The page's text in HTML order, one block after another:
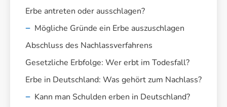
Erbe antreten oder ausschlagen?
Mögliche Gründe ein Erbe auszuschlagen
Abschluss des Nachlassverfahrens
Gesetzliche Erbfolge: Wer erbt im Todesfall?
Erbe in Deutschland: Was gehört zum Nachlass?
Kann man Schulden erben in Deutschland?